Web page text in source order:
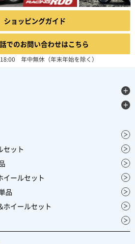
ショッピングガイド
でのお問い合わせはこちら
年中無休（年末年始を除く）
セット
イールセット
品
ホイールセット